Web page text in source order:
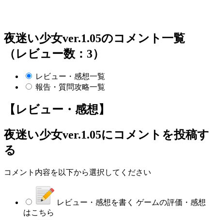
夜迷い少女ver.1.05のコメント一覧
（レビュー数：3）
レビュー・感想一覧
報告・質問攻略一覧
【レビュー・感想】
夜迷い少女ver.1.05にコメントを投稿す
る
コメント内容を以下から選択してください
レビュー・感想を書く ゲームの評価・感想
はこちら